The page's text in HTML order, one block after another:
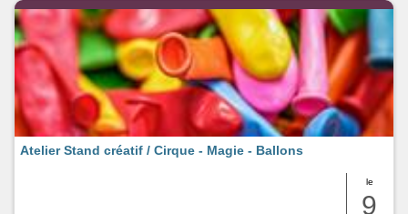
le
9
Atelier Stand créatif / Cirque - Magie - Ballons